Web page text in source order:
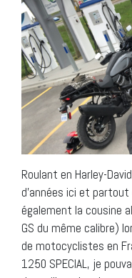
Roulant en Harley-
d’années ici et
également la cousine
GS du même calibre)
de motocyclistes en
1250 SPECIAL, je